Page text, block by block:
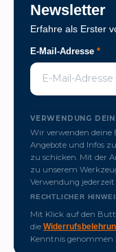
Newsletter
Erfahre als Erster
E-Mail-Adresse *
VERWENDUNG
Wir verwenden deine
Angebote und Infos
zu schicken. Mit der
zu unserem
Verwendung jederzeit
RECHTLICHER
Mit Klick auf den
die
Kenntnis genommen